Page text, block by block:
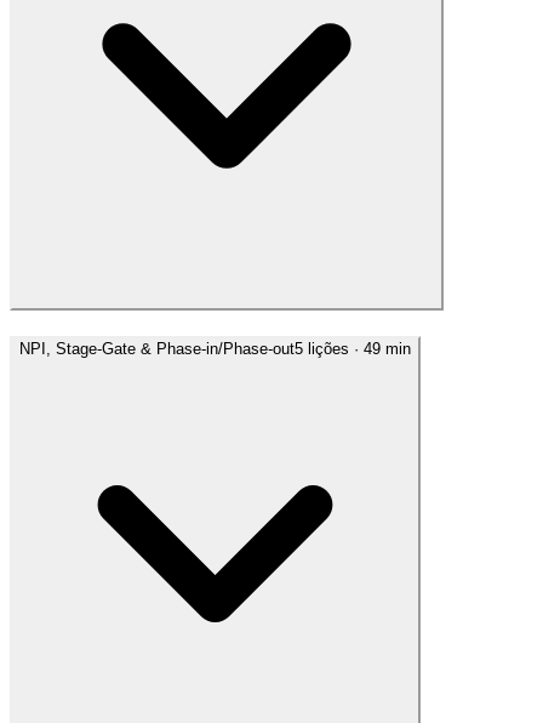
NPI, Stage-Gate & Phase-in/Phase-out5 lições · 49 min